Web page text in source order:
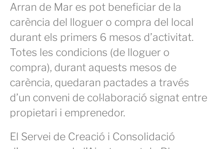
Arran de Mar es pot beneficiar de la
carència del lloguer o compra del local
durant els primers 6 mesos d’activitat.
Totes les condicions (de lloguer o
compra), durant aquests mesos de
carència, quedaran pactades a través
d’un conveni de col·laboració signat entre
propietari i emprenedor.
El Servei de Creació i Consolidació